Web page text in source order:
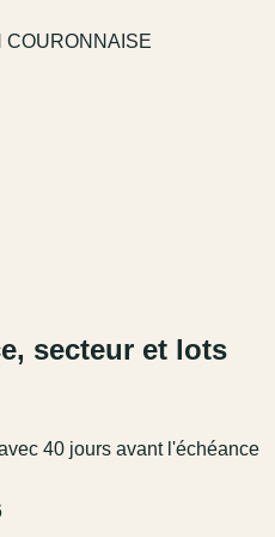
COURONNAISE
secteur et lots
40 jours avant l'échéance